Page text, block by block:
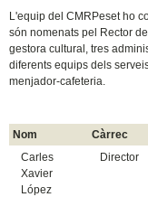
L'equip del CMRPeset ho
són nomenats pel Rector
gestora cultural, tres
diferents equips dels
menjador-cafeteria.
Nom Càrrec
Carles
Xavier
López
Director